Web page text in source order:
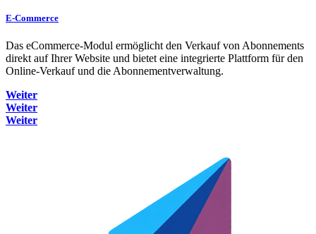
E-Commerce
Das eCommerce-Modul ermöglicht den Verkauf von Abonnements
direkt auf Ihrer Website und bietet eine integrierte Plattform für den
Online-Verkauf und die Abonnementverwaltung.
Weiter
Weiter
Weiter